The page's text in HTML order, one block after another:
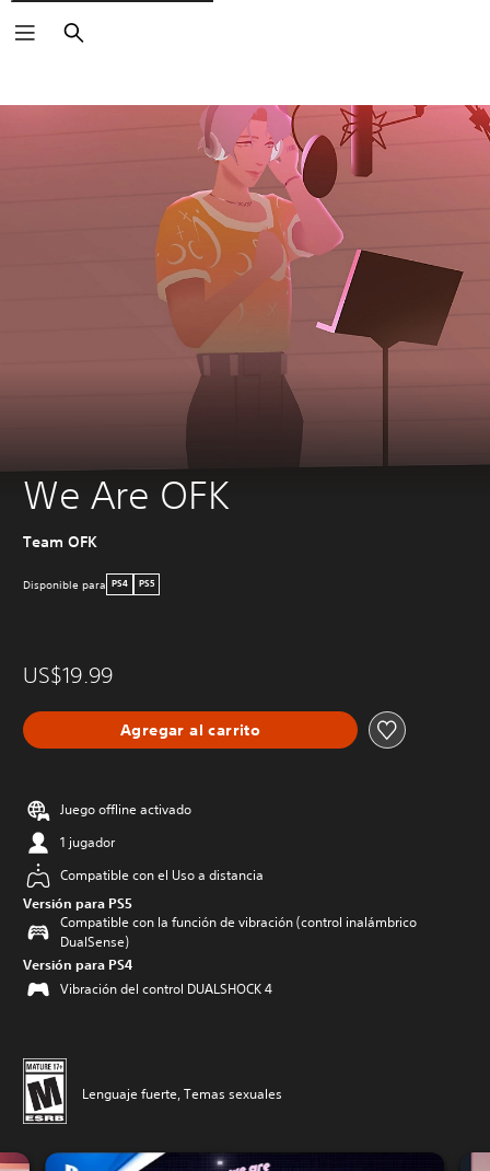
Buscar
We Are OFK
Team OFK
Disponible para PS4 PS5
US$19.99
Agregar al carrito
Juego offline activado
1 jugador
Compatible con el Uso a distancia
Versión para PS5
Compatible con la función de vibración (control inalámbrico
DualSense)
Versión para PS4
Vibración del control DUALSHOCK 4
Lenguaje fuerte, Temas sexuales